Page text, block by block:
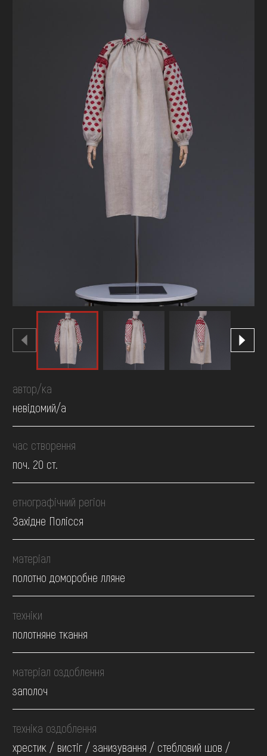
автор/ка
невідомий/а
час створення
поч. 20 ст.
етнографічний регіон
Західне Полісся
матеріал
полотно доморобне лляне
техніки
полотняне ткання
матеріал оздоблення
заполоч
техніка оздоблення
хрестик / вистіг / занизування / стебловий шов /